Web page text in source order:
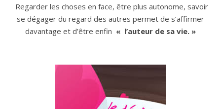
Regarder les choses en face, être plus autonome, savoir
se dégager du regard des autres permet de s’affirmer
davantage et d’être enfin « l’auteur de sa vie. »